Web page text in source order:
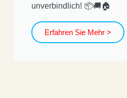
unverbindlich! 📦🚚🏠
Erfahren Sie Mehr >